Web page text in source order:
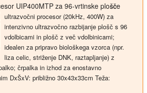
UIP400MTP za 96-vrtinske plošče
ultrazvočni procesor (20kHz, 400W) za
intenzivno ultrazvočno razbijanje plošč s 96
vdolbicami in plošč z več vdolbinicami;
idealen za pripravo biološkega vzorca (npr.
liza celic, striženje DNK, raztapljanje) z
črpalka in izhod za enostavno
DxŠxV: približno 30x43x33cm Teža: